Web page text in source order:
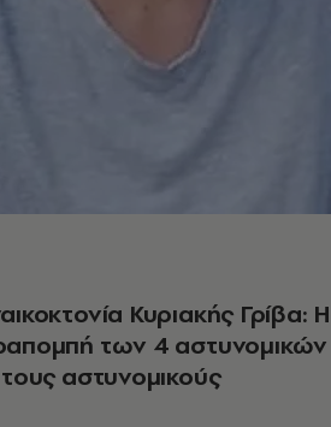
Κυριακής Γρίβα:
των 4
τους αστυνομικούς